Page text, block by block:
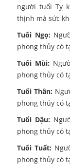
người tuổi Tỵ
thịnh mà sức
Tuổi Ngọ:
phong thủy có
Tuổi Mùi:
phong thủy có
Tuổi Thân:
phong thủy có
Tuổi Dậu:
phong thủy có
Tuổi Tuất:
phong thủy có